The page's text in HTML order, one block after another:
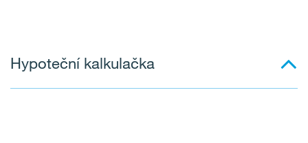
Hypoteční kalkulačka